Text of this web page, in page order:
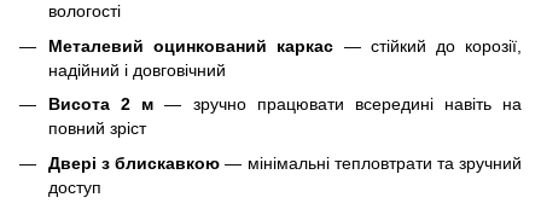
вологості
Металевий оцинкований каркас — стійкий до корозії,
надійний і довговічний
Висота 2 м — зручно працювати всередині навіть на
повний зріст
Двері з блискавкою — мінімальні тепловтрати та зручний
доступ